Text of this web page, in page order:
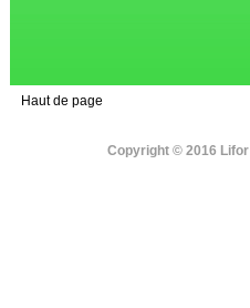
Haut de page
Copyright © 2016 Lifor